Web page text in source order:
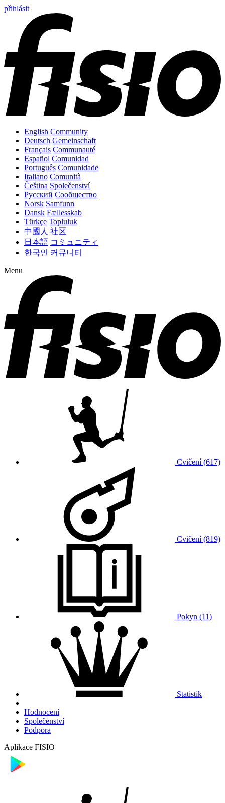
přihlásit
English Community
Deutsch Gemeinschaft
Français Communauté
Español Comunidad
Português Comunidade
Italiano Comunità
Čeština Společenství
Русский Сообщество
Norsk Samfunn
Dansk Fællesskab
Türkçe Topluluk
中國人 社区
日本語 コミュニティ
한국인 커뮤니티
Menu
Cvičení (617)
Cvičení (819)
Pokyn (11)
Statistik
Hodnocení
Společenství
Podpora
Aplikace FISIO